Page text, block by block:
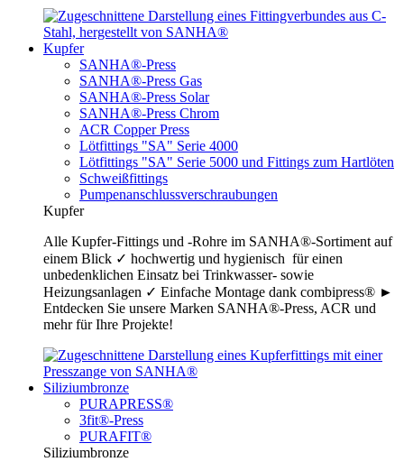
Kupfer
SANHA®-Press
SANHA®-Press Gas
SANHA®-Press Solar
SANHA®-Press Chrom
ACR Copper Press
Lötfittings "SA" Serie 4000
Lötfittings "SA" Serie 5000 und Fittings zum Hartlöten
Schweißfittings
Pumpenanschlussverschraubungen
Kupfer
Alle Kupfer-Fittings und -Rohre im SANHA®-Sortiment auf
einem Blick ✓ hochwertig und hygienisch für einen
unbedenklichen Einsatz bei Trinkwasser- sowie
Heizungsanlagen ✓ Einfache Montage dank combipress® ►
Entdecken Sie unsere Marken SANHA®-Press, ACR und
mehr für Ihre Projekte!
Siliziumbronze
PURAPRESS®
3fit®-Press
PURAFIT®
Siliziumbronze